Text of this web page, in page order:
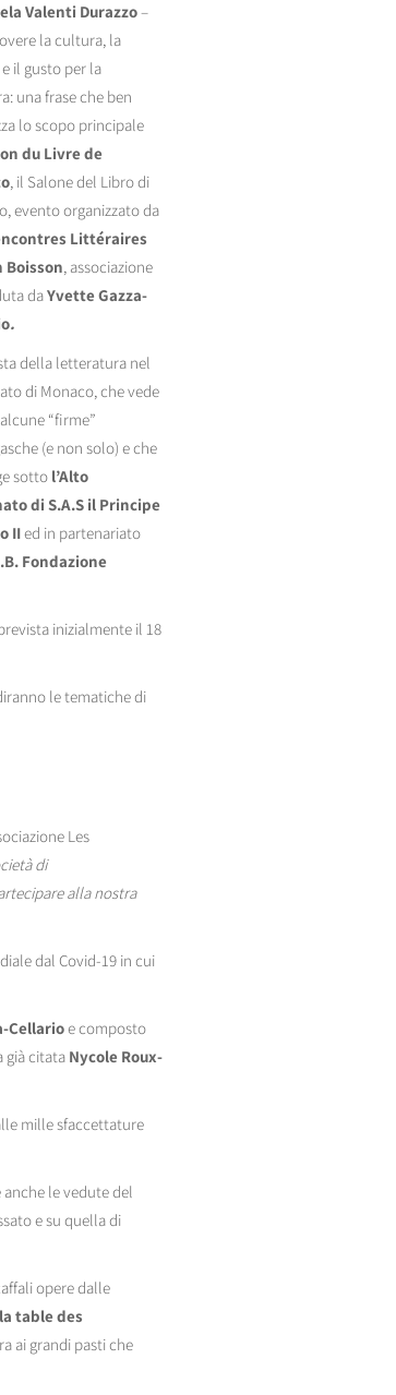
Valenti Durazzo–
la cultura, la
il gusto per la
una frase che ben
lo scopo principale
du Livre de
, il Salone del Libro di
evento organizzato da
Littéraires
Boisson, associazione
daYvette Gazza-
.
della letteratura nel
di Monaco, che vede
“firme”
(e non solo) e che
sottol’Alto
di S.A.S il Principe
IIed in partenariato
Fondazione
inizialmente il 18
le tematiche di
Les
di
alla nostra
dal Covid-19 in cui
Cellarioe composto
già citata Nycole Roux-
mille sfaccettature
le vedute del
e su quella di
opere dalle
table des
ai grandi pasti che